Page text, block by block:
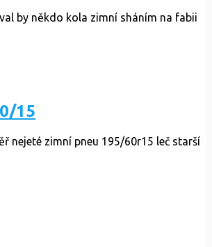
by někdo kola zimní sháním na fabii
15
nejeté zimní pneu 195/60r15 leč starší